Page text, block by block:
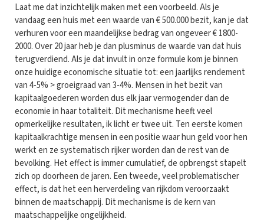
Laat me dat inzichtelijk maken met een voorbeeld. Als je
vandaag een huis met een waarde van € 500.000 bezit, kan je dat
verhuren voor een maandelijkse bedrag van ongeveer € 1800-
2000. Over 20 jaar heb je dan plusminus de waarde van dat huis
terugverdiend. Als je dat invult in onze formule kom je binnen
onze huidige economische situatie tot: een jaarlijks rendement
van 4-5% > groeigraad van 3-4%. Mensen in het bezit van
kapitaalgoederen worden dus elk jaar vermogender dan de
economie in haar totaliteit. Dit mechanisme heeft veel
opmerkelijke resultaten, ik licht er twee uit. Ten eerste komen
kapitaalkrachtige mensen in een positie waar hun geld voor hen
werkt en ze systematisch rijker worden dan de rest van de
bevolking. Het effect is immer cumulatief, de opbrengst stapelt
zich op doorheen de jaren. Een tweede, veel problematischer
effect, is dat het een herverdeling van rijkdom veroorzaakt
binnen de maatschappij. Dit mechanisme is de kern van
maatschappelijke ongelijkheid.